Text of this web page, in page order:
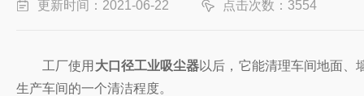
更新时间：2021-06-22 点击次数：3554
工厂使用 大口径工业吸尘器以后，它能清理车间地面、
生产车间的一个清洁程度。